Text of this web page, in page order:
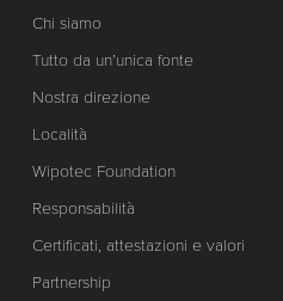
Chi siamo
Tutto da un’unica fonte
Nostra direzione
Località
Wipotec Foundation
Responsabilità
Certificati, attestazioni e valori
Partnership